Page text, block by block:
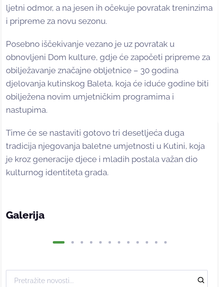
ljetni odmor, a na jesen ih očekuje povratak treninzima
i pripreme za novu sezonu.
Posebno iščekivanje vezano je uz povratak u
obnovljeni Dom kulture, gdje će započeti pripreme za
obilježavanje značajne obljetnice – 30 godina
djelovanja kutinskog Baleta, koja će iduće godine biti
obilježena novim umjetničkim programima i
nastupima.
Time će se nastaviti gotovo tri desetljeća duga
tradicija njegovanja baletne umjetnosti u Kutini, koja
je kroz generacije djece i mladih postala važan dio
kulturnog identiteta grada.
Galerija